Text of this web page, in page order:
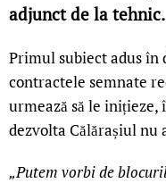
adjunct de la tehnic.
Primul subiect adus în
contractele semnate
urmează să le
dezvolta Călărașiul nu
„Putem vorbi de